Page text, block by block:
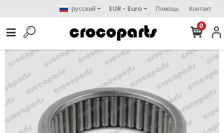
русский EUR - Euro Помощь Контакт
0